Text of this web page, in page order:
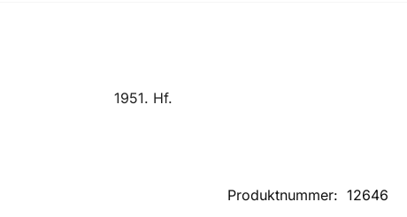
1951. Hf.
Produktnummer: 12646